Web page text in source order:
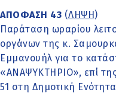
ΑΠΟΦΑΣΗ 43 (ΛΗΨΗ )
Παράταση ωραρίου
οργάνων της κ.
Εμμανουήλ για το
«ΑΝΑΨΥΚΤΗΡΙΟ», επί
51 στη Δημοτική